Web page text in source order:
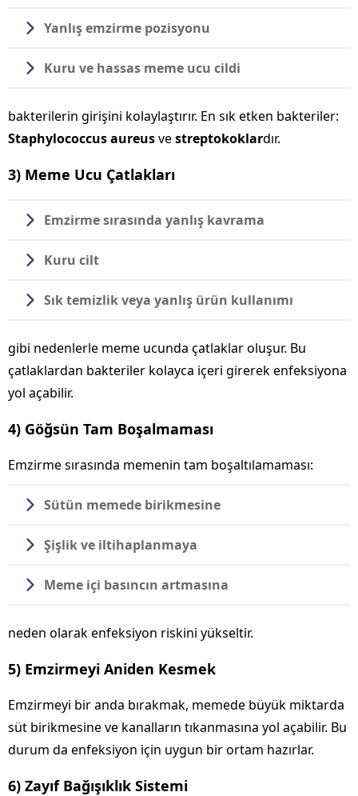
Yanlış emzirme pozisyonu
Kuru ve hassas meme ucu cildi
bakterilerin girişini kolaylaştırır. En sık etken bakteriler:
Staphylococcus aureusvestreptokoklardır.
3) Meme Ucu Çatlakları
Emzirme sırasında yanlış kavrama
Kuru cilt
Sık temizlik veya yanlış ürün kullanımı
gibi nedenlerle meme ucunda çatlaklar oluşur. Bu
çatlaklardan bakteriler kolayca içeri girerek enfeksiyona
yol açabilir.
4) Göğsün Tam Boşalmaması
Emzirme sırasında memenin tam boşaltılamaması:
Sütün memede birikmesine
Şişlik ve iltihaplanmaya
Meme içi basıncın artmasına
neden olarak enfeksiyon riskini yükseltir.
5) Emzirmeyi Aniden Kesmek
Emzirmeyi bir anda bırakmak, memede büyük miktarda
süt birikmesine ve kanalların tıkanmasına yol açabilir. Bu
durum da enfeksiyon için uygun bir ortam hazırlar.
6) Zayıf Bağışıklık Sistemi